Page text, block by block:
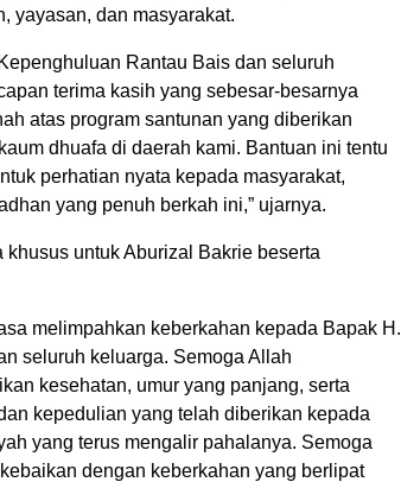
yayasan, dan masyarakat.
Rantau Bais dan seluruh
terima kasih yang sebesar-besarnya
atas program santunan yang diberikan
dhuafa di daerah kami. Bantuan ini tentu
perhatian nyata kepada masyarakat,
yang penuh berkah ini,” ujarnya.
khusus untuk Aburizal Bakrie beserta
melimpahkan keberkahan kepada Bapak H.
seluruh keluarga. Semoga Allah
kesehatan, umur yang panjang, serta
kepedulian yang telah diberikan kepada
yang terus mengalir pahalanya. Semoga
dengan keberkahan yang berlipat